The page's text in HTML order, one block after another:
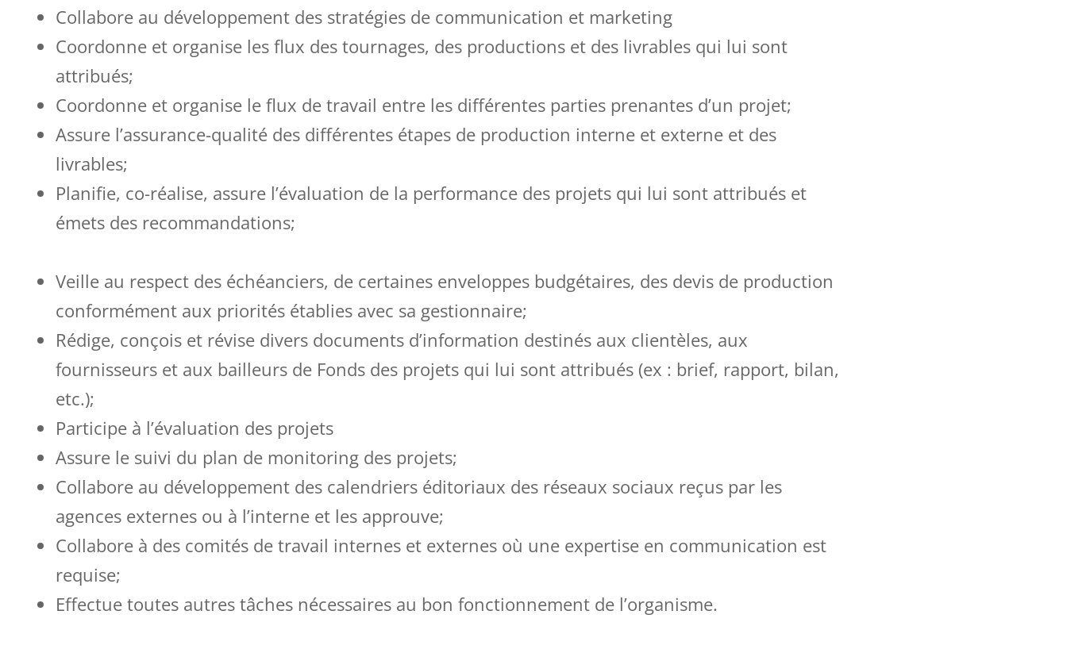
Collabore au développement des stratégies de communication et marketing
Coordonne et organise les flux des tournages, des productions et des livrables qui lui sont
attribués;
Coordonne et organise le flux de travail entre les différentes parties prenantes d’un projet;
Assure l’assurance-qualité des différentes étapes de production interne et externe et des
livrables;
Planifie, co-réalise, assure l’évaluation de la performance des projets qui lui sont attribués et
émets des recommandations;
Veille au respect des échéanciers, de certaines enveloppes budgétaires, des devis de production
conformément aux priorités établies avec sa gestionnaire;
Rédige, conçois et révise divers documents d’information destinés aux clientèles, aux
fournisseurs et aux bailleurs de Fonds des projets qui lui sont attribués (ex : brief, rapport, bilan,
etc.);
Participe à l’évaluation des projets
Assure le suivi du plan de monitoring des projets;
Collabore au développement des calendriers éditoriaux des réseaux sociaux reçus par les
agences externes ou à l’interne et les approuve;
Collabore à des comités de travail internes et externes où une expertise en communication est
requise;
Effectue toutes autres tâches nécessaires au bon fonctionnement de l’organisme.